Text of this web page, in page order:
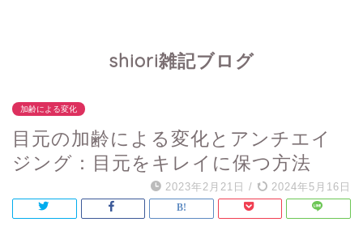
shiori雑記ブログ
加齢による変化
目元の加齢による変化とアンチエイ
ジング：目元をキレイに保つ方法
2023年2月21日 / 2024年5月16日